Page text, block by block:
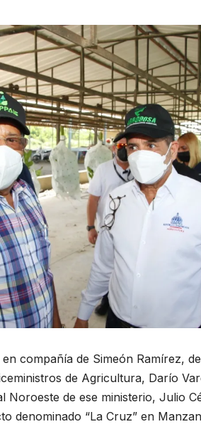
compañía de Simeón Ramírez,
de Agricultura, Darío
Noroeste de ese ministerio, Julio
denominado “La Cruz” en